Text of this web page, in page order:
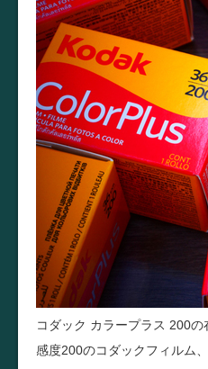
コダック カラープラス 200
感度200のコダックフィルム